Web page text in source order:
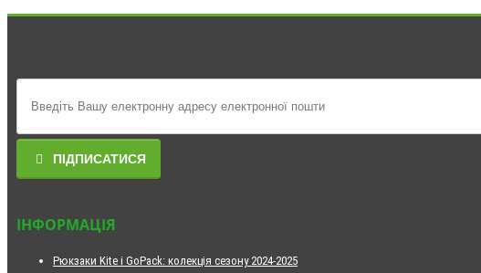
ПІДПИСАТИСЯ
ІНФОРМАЦІЯ
Рюкзаки Kite і GoPack: колекція сезону 2024-2025